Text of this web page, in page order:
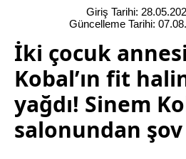
Giriş Tarihi:
Güncelleme Tarihi:
İki çocuk
Kobal’ın fit
yağdı! Sinem
salonundan şov